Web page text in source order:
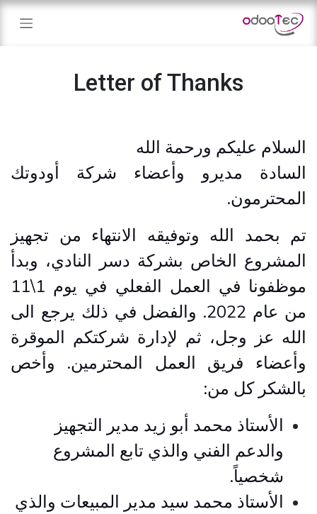
تخطي للذهاب إلى المحتوى
Letter of Thanks
السلام عليكم ورحمة الله
السادة مديرو وأعضاء شركة أودوتك
المحترمون.
تم بحمد الله وتوفيقه الانتهاء من تجهيز
المشروع الخاص بشركة دسر النادي، وبدأ
موظفونا في العمل الفعلي في يوم 1\11
من عام 2022. والفضل في ذلك يرجع الى
الله عز وجل، ثم لإدارة شركتكم الموقرة
وأعضاء فريق العمل المحترمين. وأخص
بالشكر كل من:
الأستاذ محمد أبو زيد مدير التجهيز
والدعم الفني والذي تابع المشروع
شخصياً.
الأستاذ محمد سيد مدير المبيعات والذي